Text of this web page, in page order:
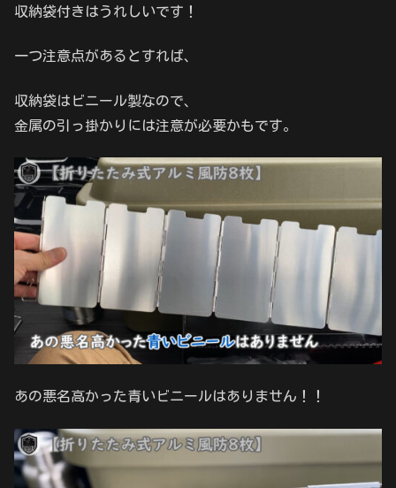
収納袋付きはうれしいです！
一つ注意点があるとすれば、
収納袋はビニール製なので、
金属の引っ掛かりには注意が必要かもです。
あの悪名高かった青いビニールはありません！！